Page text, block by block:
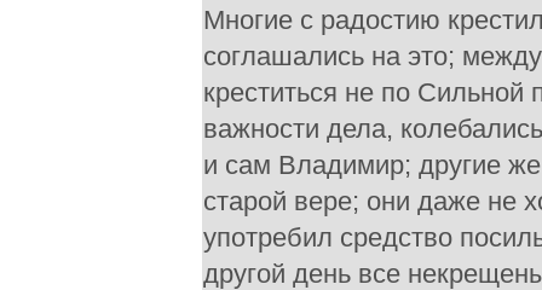
Многие с радостию
соглашались на это;
креститься не по Сильной
важности дела,
и сам Владимир; другие же
старой вере; они даже не
употребил средство
другой день все